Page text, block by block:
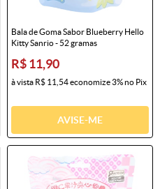
Bala de Goma Sabor Blueberry Hello
Kitty Sanrio - 52 gramas
R$ 11,90
à vista R$ 11,54economize3%no Pix
AVISE-ME